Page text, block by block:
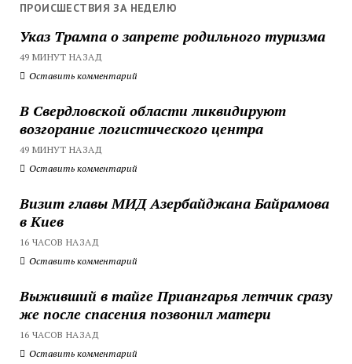
ПРОИСШЕСТВИЯ ЗА НЕДЕЛЮ
Указ Трампа о запрете родильного туризма
49 МИНУТ НАЗАД
Оставить комментарий
В Свердловской области ликвидируют
возгорание логистического центра
49 МИНУТ НАЗАД
Оставить комментарий
Визит главы МИД Азербайджана Байрамова
в Киев
16 ЧАСОВ НАЗАД
Оставить комментарий
Выживший в тайге Приангарья летчик сразу
же после спасения позвонил матери
16 ЧАСОВ НАЗАД
Оставить комментарий